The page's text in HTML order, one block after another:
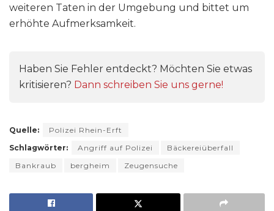
weiteren Taten in der Umgebung und bittet um
erhöhte Aufmerksamkeit.
Haben Sie Fehler entdeckt? Möchten Sie etwas
kritisieren? Dann schreiben Sie uns gerne!
Quelle:
Polizei Rhein-Erft
Schlagwörter:
Angriff auf Polizei
Bäckereiüberfall
Bankraub
bergheim Zeugensuche